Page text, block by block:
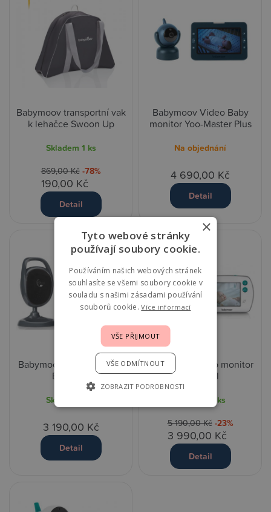
Babymoov transportní vak
k lehačce Swoon Up
Skladem 1 ks
869,00 Kč -78%
190,00 Kč
Detail
Babymoov Video Baby
monitor Yoo-Master Plus
Na objednání
4 690,00 Kč
Detail
Babymoov video monitor
Essential
Skladem
3 190,00 Kč
Detail
Babymoov video monitor
Yoo-Feel
1 ks
5 190,00 Kč -23%
3 990,00 Kč
Detail
×
Tyto webové stránky
používají soubory cookie.
Používáním našich webových stránek
souhlasíte se všemi soubory cookie v
souladu s našimi zásadami používání
souborů cookie.Více informací
VŠE PŘIJMOUT
VŠE ODMÍTNOUT
ZOBRAZIT PODROBNOSTI